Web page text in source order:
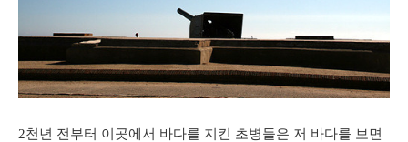
2천년 전부터 이곳에서 바다를 지킨 초병들은 저 바다를 보면